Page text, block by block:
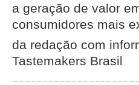
a geração de valor
consumidores mais
da redação com
Tastemakers Brasil